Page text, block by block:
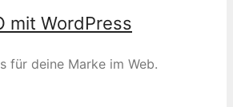
mit WordPress
für deine Marke im Web.